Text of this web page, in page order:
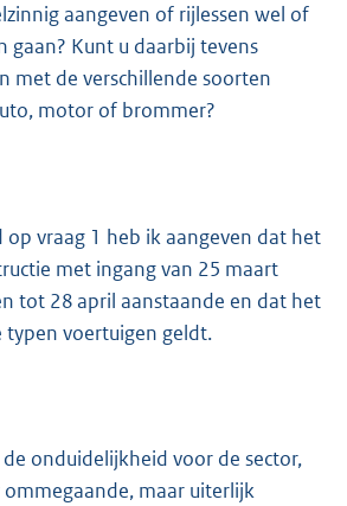
aangeven of rijlessen wel of
gaan? Kunt u daarbij tevens
met de verschillende soorten
motor of brommer?
vraag 1 heb ik aangeven dat het
met ingang van 25 maart
tot 28 april aanstaande en dat het
typen voertuigen geldt.
onduidelijkheid voor de sector,
ommegaande, maar uiterlijk